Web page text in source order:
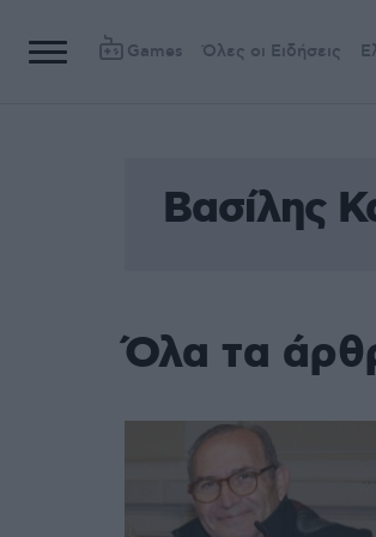
Games Όλες οι Ειδήσεις
Βασίλης
Όλα τα